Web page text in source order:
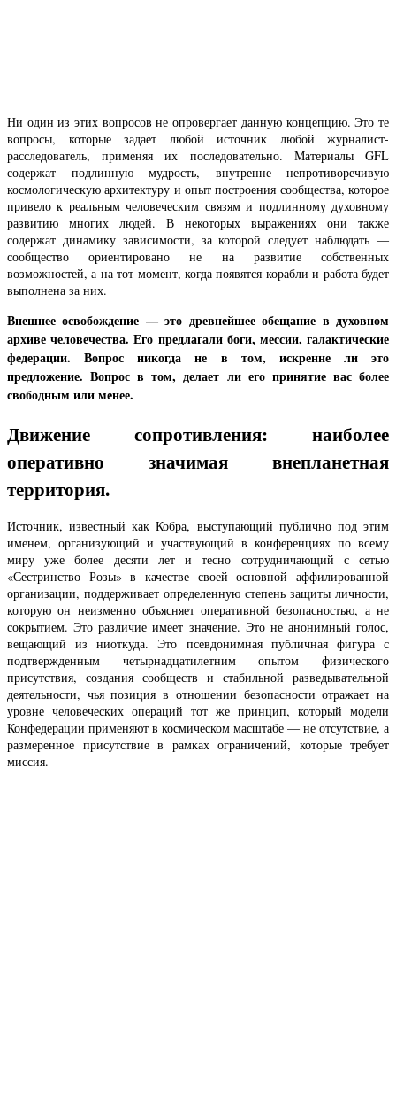
Ни один из этих вопросов не опровергает данную концепцию. Это те
вопросы, которые задает любой источник любой журналист-
расследователь, применяя их последовательно. Материалы GFL
содержат подлинную мудрость, внутренне непротиворечивую
космологическую архитектуру и опыт построения сообщества, которое
привело к реальным человеческим связям и подлинному духовному
развитию многих людей. В некоторых выражениях они также
содержат динамику зависимости, за которой следует наблюдать —
сообщество ориентировано не на развитие собственных
возможностей, а на тот момент, когда появятся корабли и работа будет
выполнена за них.
Внешнее освобождение — это древнейшее обещание в духовном
архиве человечества. Его предлагали боги, мессии, галактические
федерации. Вопрос никогда не в том, искренне ли это
предложение. Вопрос в том, делает ли его принятие вас более
свободным или менее.
Движение сопротивления: наиболее
оперативно значимая внепланетная
территория.
Источник, известный как Кобра, выступающий публично под этим
именем, организующий и участвующий в конференциях по всему
миру уже более десяти лет и тесно сотрудничающий с сетью
«Сестринство Розы» в качестве своей основной аффилированной
организации, поддерживает определенную степень защиты личности,
которую он неизменно объясняет оперативной безопасностью, а не
сокрытием. Это различие имеет значение. Это не анонимный голос,
вещающий из ниоткуда. Это псевдонимная публичная фигура с
подтвержденным четырнадцатилетним опытом физического
присутствия, создания сообществ и стабильной разведывательной
деятельности, чья позиция в отношении безопасности отражает на
уровне человеческих операций тот же принцип, который модели
Конфедерации применяют в космическом масштабе — не отсутствие, а
размеренное присутствие в рамках ограничений, которые требует
миссия.